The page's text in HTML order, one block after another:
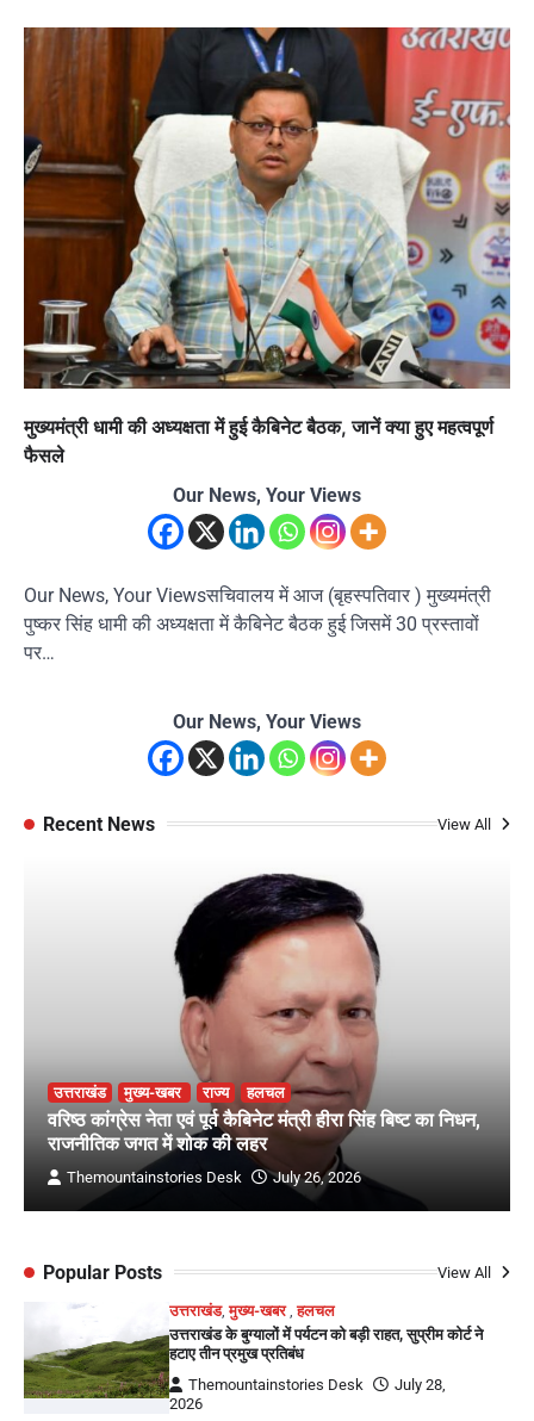
मुख्यमंत्री धामी की अध्यक्षता में हुई कैबिनेट बैठक, जानें क्या हुए महत्वपूर्ण
फैसले
Our News, Your Views
Our News, Your Viewsसचिवालय में आज (बृहस्पतिवार ) मुख्यमंत्री
पुष्कर सिंह धामी की अध्यक्षता में कैबिनेट बैठक हुई जिसमें 30 प्रस्तावों
पर…
Our News, Your Views
Recent News View All
उत्तराखंड मुख्य-खबर राज्य हलचल
वरिष्ठ कांग्रेस नेता एवं पूर्व कैबिनेट मंत्री हीरा सिंह बिष्ट का निधन,
राजनीतिक जगत में शोक की लहर
Themountainstories Desk July 26, 2026
Popular Posts View All
उत्तराखंड,मुख्य-खबर ,हलचल
उत्तराखंड के बुग्यालों में पर्यटन को बड़ी राहत, सुप्रीम कोर्ट ने
हटाए तीन प्रमुख प्रतिबंध
Themountainstories Desk
July 28,
2026